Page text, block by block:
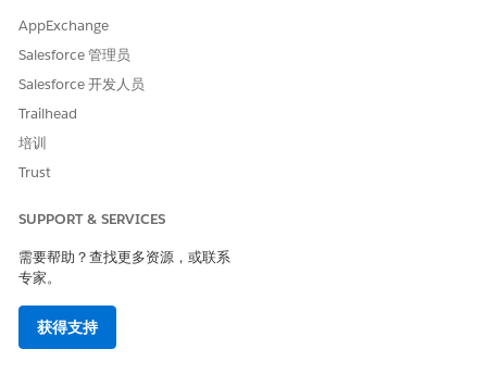
表。如果需要，您可以通过检查或取消检查项目来更改选择。在
您准备就绪时，单击继续，以返回到与语义建模的对话。
单击继续接受建议并应用更改，或单击忽略取消请求。
本文章是否解决您的问题？
AppExchange
Salesforce 管理员
Salesforce 开发人员
Trailhead
培训
Trust
SUPPORT & SERVICES
需要帮助？查找更多资源，或联系
专家。
获得支持